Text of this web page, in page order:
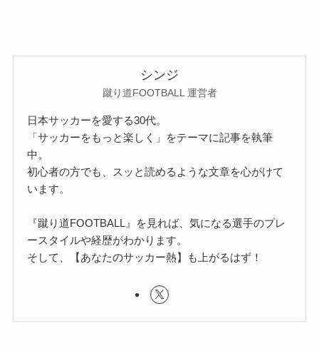
シンジ
蹴り道FOOTBALL 運営者
日本サッカーを愛する30代。
「サッカーをもっと楽しく」をテーマに記事を執筆
中。
初心者の方でも、スッと読めるような文章を心がけて
います。
『蹴り道FOOTBALL』を見れば、気になる選手のプレ
ースタイルや経歴がわかります。
そして、【あなたのサッカー熱】も上がるはず！